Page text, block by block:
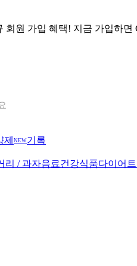
회원 가입 혜택! 지금 가입하면
제 NEW기록
리 / 과자음료건강식품다이어트